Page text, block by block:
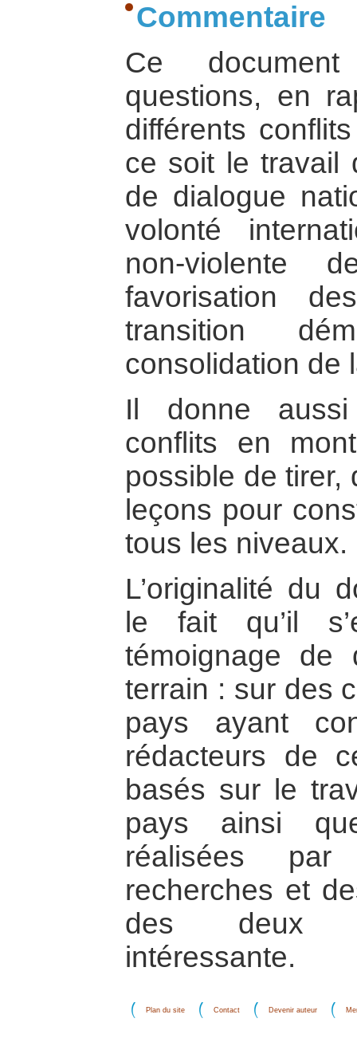
Commentaire
Ce
questions, en
différents
ce soit le travail
de dialogue
volonté
non-violente
favorisation
transition
consolidation de
Il donne
conflits en
possible de tirer,
leçons pour
tous les niveaux.
L’originalité du
le fait qu’il
témoignage de
terrain : sur des
pays ayant
rédacteurs de
basés sur le
pays ainsi
réalisées
recherches et
des deux
intéressante.
Plan du site Contact Devenir auteur